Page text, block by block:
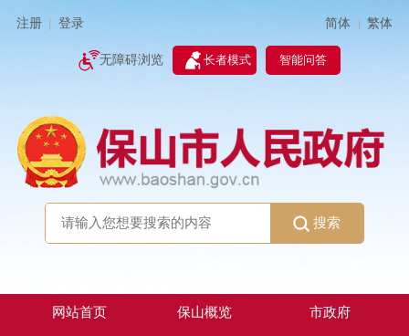
注册 登录 简体 | 繁体
无障碍浏览 长者模式 智能问答
搜索
网站首页 保山概览 市政府